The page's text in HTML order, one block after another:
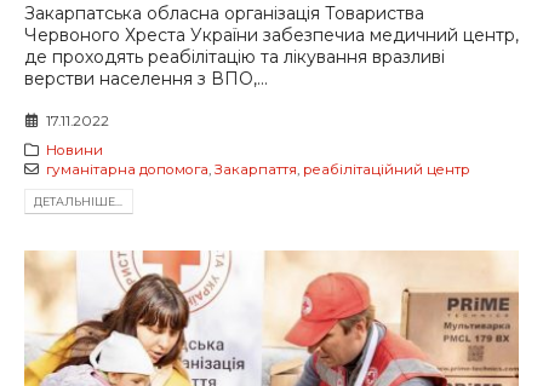
Закарпатська обласна організація Товариства
Червоного Хреста України забезпечиа медичний центр,
де проходять реабілітацію та лікування вразливі
верстви населення з ВПО,...
17.11.2022
Новини
гуманітарна допомога, Закарпаття, реабілітаційний центр
ДЕТАЛЬНIШЕ...